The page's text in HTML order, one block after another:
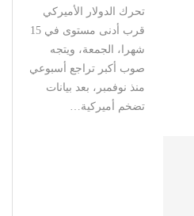
تحرك الدولار الأميركي
قرب أدنى مستوى في 15
شهرا، الجمعة، ويتجه
صوب أكبر تراجع أسبوعي
منذ نوفمبر، بعد بيانات
تضخم أميركية…